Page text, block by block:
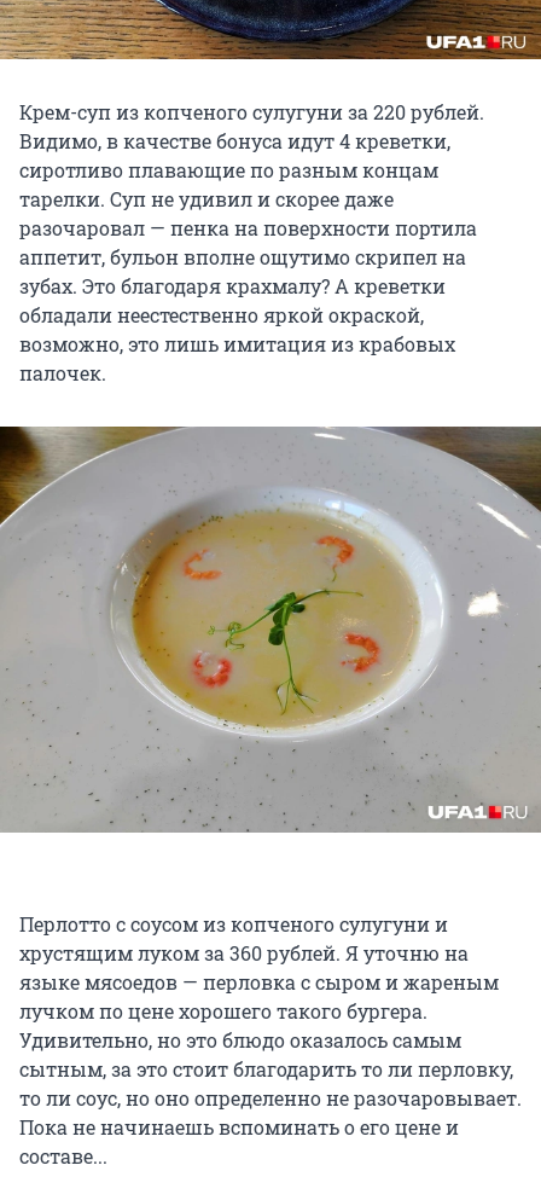
Крем-суп из копченого сулугуни за 220 рублей.
Видимо, в качестве бонуса идут 4 креветки,
сиротливо плавающие по разным концам
тарелки. Суп не удивил и скорее даже
разочаровал — пенка на поверхности портила
аппетит, бульон вполне ощутимо скрипел на
зубах. Это благодаря крахмалу? А креветки
обладали неестественно яркой окраской,
возможно, это лишь имитация из крабовых
палочек.
Перлотто с соусом из копченого сулугуни и
хрустящим луком за 360 рублей. Я уточню на
языке мясоедов — перловка с сыром и жареным
лучком по цене хорошего такого бургера.
Удивительно, но это блюдо оказалось самым
сытным, за это стоит благодарить то ли перловку,
то ли соус, но оно определенно не разочаровывает.
Пока не начинаешь вспоминать о его цене и
составе...